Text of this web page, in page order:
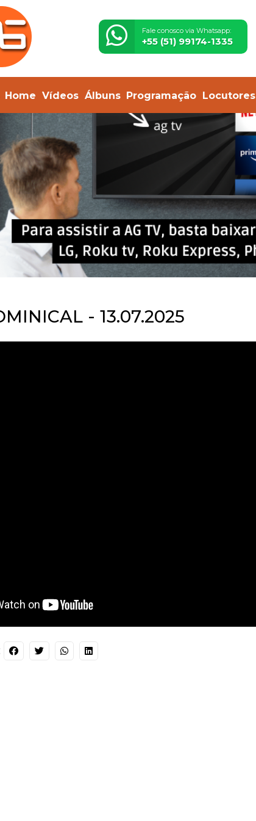
Fale conosco via Whatsapp:
+55 (51) 99174-1335
Home Vídeos Álbuns Programação Locutores
- 13.07.2025